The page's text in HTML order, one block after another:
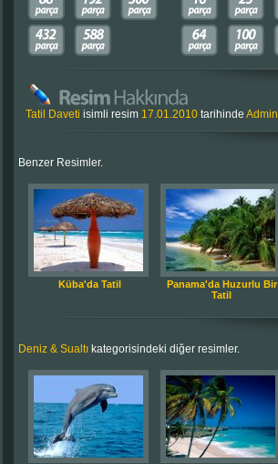
Tatil Daveti isimli resim 17.01.2010 tarihinde Admin
Benzer Resimler.
Küba'da Tatil
Panama'da Huzurlu Bir
Tatil
Deniz & Sualtı kategorisindeki diğer resimler.